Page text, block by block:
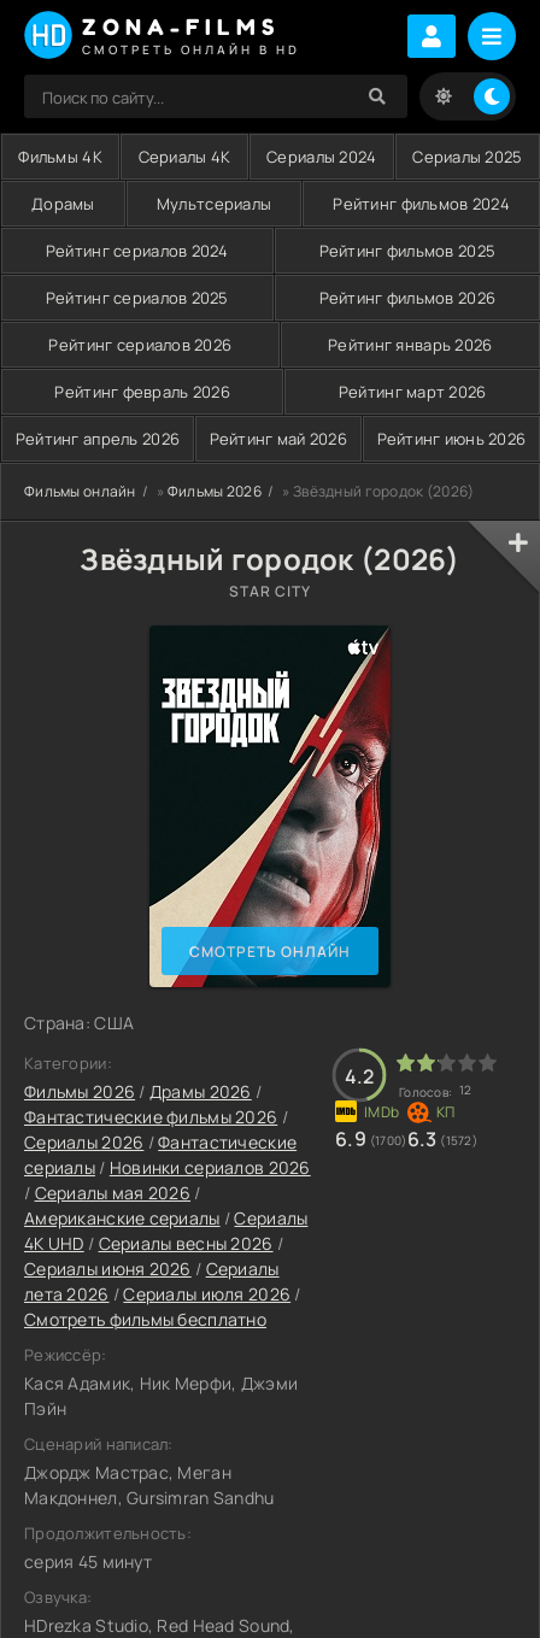
ZONA-FILMS
СМОТРЕТЬ ОНЛАЙН В HD
Фильмы 4K Сериалы 4K Сериалы 2024 Сериалы 2025
Дорамы Мультсериалы Рейтинг фильмов 2024
Рейтинг сериалов 2024 Рейтинг фильмов 2025
Рейтинг сериалов 2025 Рейтинг фильмов 2026
Рейтинг сериалов 2026 Рейтинг январь 2026
Рейтинг февраль 2026 Рейтинг март 2026
Рейтинг апрель 2026 Рейтинг май 2026 Рейтинг июнь 2026
Фильмы онлайн » Фильмы 2026 » Звёздный городок (2026)
Звёздный городок (2026)
STAR CITY
СМОТРЕТЬ ОНЛАЙН
Страна: США
Категории:
Фильмы 2026 / Драмы 2026 /
Фантастические фильмы 2026 /
Сериалы 2026 /Фантастические
сериалы/ Новинки сериалов 2026
/ Сериалы мая 2026 /
Американские сериалы /Сериалы
4K UHD / Сериалы весны 2026 /
Сериалы июня 2026 / Сериалы
лета 2026 /Сериалы июля 2026 /
Смотреть фильмы бесплатно
Режиссёр:
Кася Адамик, Ник Мерфи, Джэми
Пэйн
Сценарий написал:
Джордж Мастрас, Меган
Макдоннел, Gursimran Sandhu
Продолжительность:
серия 45 минут
Озвучка:
HDrezka Studio, Red Head Sound,
4.2
Голосов: 12
6.9 (1700) 6.3 (1572)